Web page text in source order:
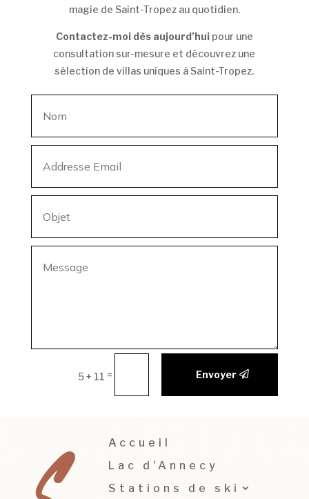
magie de Saint-Tropez au quotidien.
Contactez-moi dès aujourd’huipour une
consultation sur-mesure et découvrez une
sélection de villas uniques à Saint-Tropez.
5 + 11 = Envoyer
Accueil
Lac d’Annecy
Stations de ski